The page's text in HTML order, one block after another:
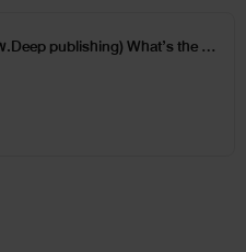
publishing) What’s the น้